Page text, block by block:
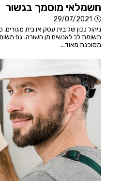
חשמלאי מוסמך בגשור
29/07/2021
ניהול נכון של בית עסק או בית
תשומת לב לאנשים מן השורה. גם משום
מסוכנת מאוד...